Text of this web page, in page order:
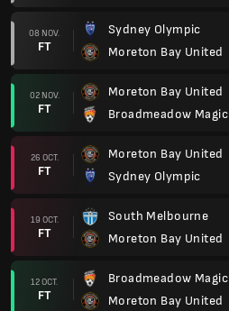
08 NOV.
FT
Sydney Olympic
Moreton Bay United
02 NOV.
FT
Moreton Bay United
Broadmeadow Magic
26 OCT.
FT
Moreton Bay United
Sydney Olympic
19 OCT.
FT
South Melbourne
Moreton Bay United
12 OCT.
FT
Broadmeadow Magic
Moreton Bay United